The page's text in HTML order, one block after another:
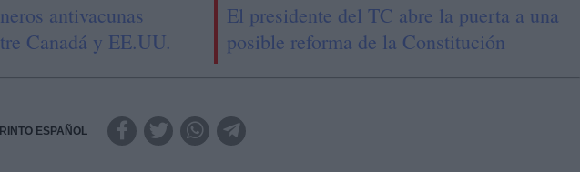
antivacunas
Canadá y EE.UU.
El presidente del TC abre la puerta a una
posible reforma de la Constitución
ESPAÑOL